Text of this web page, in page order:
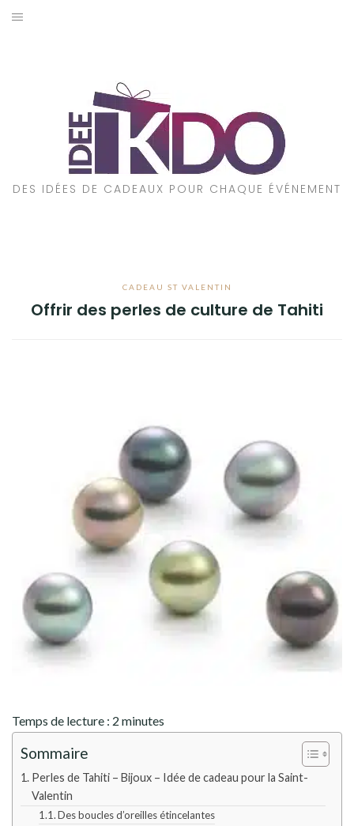
Aller
DES IDÉES DE CADEAUX POUR CHAQUE ÉVÉNEMENT
CADEAU ST VALENTIN
Offrir des perles de culture de Tahiti
Temps de lecture : 2 minutes
Sommaire
Perles de Tahiti – Bijoux – Idée de cadeau pour la Saint-
Valentin
Des boucles d’oreilles étincelantes
CADEAUX PAR STYLE
POUR QUI EST CE CADEAU ?
A PROPOS